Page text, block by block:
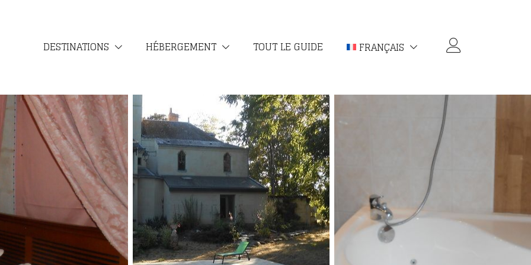
DESTINATIONS HÉBERGEMENT TOUT LE GUIDE FRANÇAIS